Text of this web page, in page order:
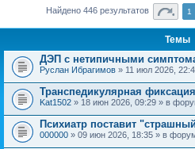
Найдено 446 результатов 1
Темы
ДЭП с нетипичными
Руслан Ибрагимов » 11 июл 2026,
Транспедикулярная
Kat1502 » 18 июн 2026, 09:29 » в
Психиатр поставит
000000 » 09 июн 2026, 18:35 » в